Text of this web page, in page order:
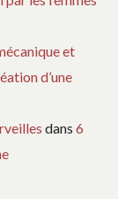
et
d’une
dans 6